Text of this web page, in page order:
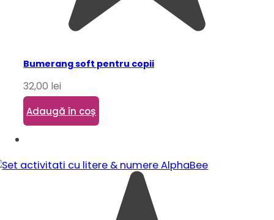
Bumerang soft pentru copii
32,00 lei
Adaugă în coș